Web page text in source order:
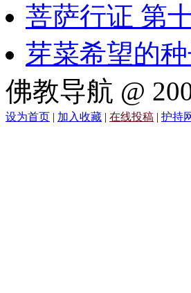
菩萨行证 第
芽菜希望的
佛教导航 @
设为首页 | 加入收藏 | 在线投稿 | 护持